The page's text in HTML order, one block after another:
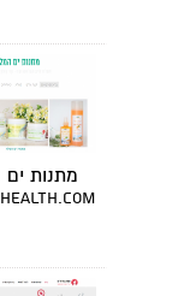
מתנות